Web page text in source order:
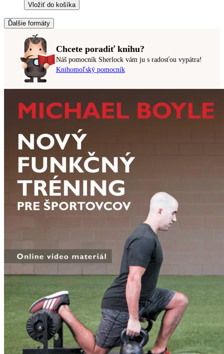
Vložiť do košíka
Ďalšie formáty
Chcete poradiť knihu?
Náš pomocník Sherlock vám ju s radosťou vypátra!
Knihomoľský pomocník